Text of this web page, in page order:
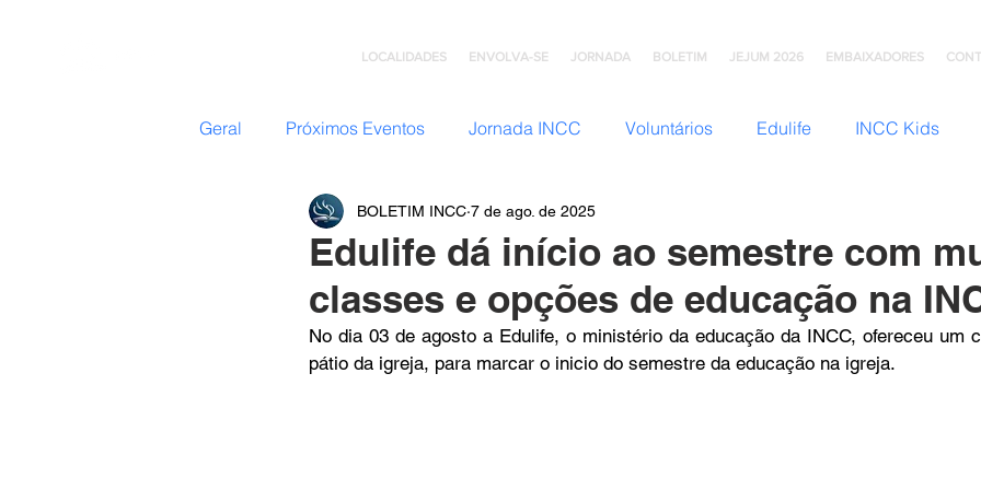
LOCALIDADES ENVOLVA-SE JORNADA BOLETIM JEJUM 2026 EMBAIXADORES
Geral Próximos Eventos Jornada INCC Voluntários Edulife INCC Kids
Nazateen (Adolescentes) JNI (Jovens)
GC: Grupo de Comunhão Testemunhos Grupo Ana Brasil
Edulife dá início ao semestre com
classes e opções de educação na
BOLETIM INCC 7 de ago. de 2025
No dia 03 de agosto a Edulife, o ministério da educação da INCC, ofereceu um
pátio da igreja, para marcar o inicio do semestre da educação na igreja.